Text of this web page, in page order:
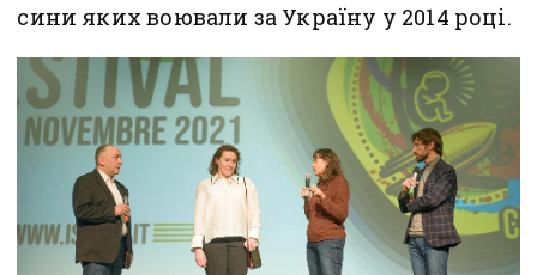
сини яких воювали за Україну у 2014 році.